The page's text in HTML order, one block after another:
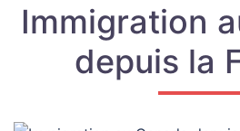
Immigration
depuis la